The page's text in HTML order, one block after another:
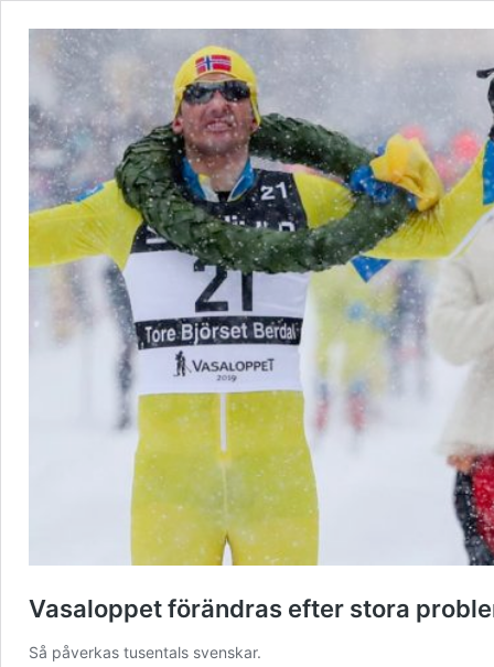
Vasaloppet förändras efter stora
Så påverkas tusentals svenskar.